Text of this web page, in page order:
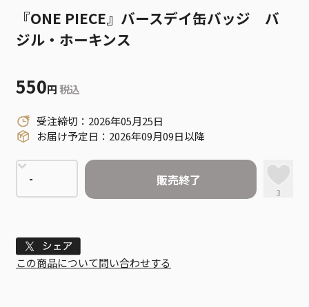
『ONE PIECE』バースデイ缶バッジ バ
ジル・ホーキンス
550円 税込
受注締切：2026年05月25日
お届け予定日：2026年09月09日以降
販売終了
3
Tweet
この商品について問い合わせする